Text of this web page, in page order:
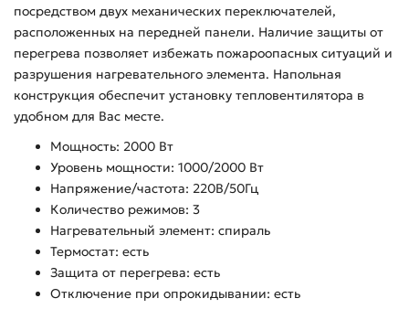
посредством двух механических переключателей,
расположенных на передней панели. Наличие защиты от
перегрева позволяет избежать пожароопасных ситуаций и
разрушения нагревательного элемента. Напольная
конструкция обеспечит установку тепловентилятора в
удобном для Вас месте.
Мощность: 2000 Вт
Уровень мощности: 1000/2000 Вт
Напряжение/частота: 220В/50Гц
Количество режимов: 3
Нагревательный элемент: спираль
Термостат: есть
Защита от перегрева: есть
Отключение при опрокидывании: есть